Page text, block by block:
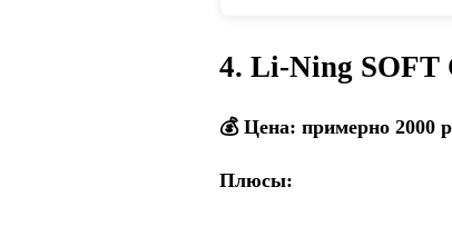
4. Li-Ning SOFT
💰 Цена: примерно 2000
Плюсы: